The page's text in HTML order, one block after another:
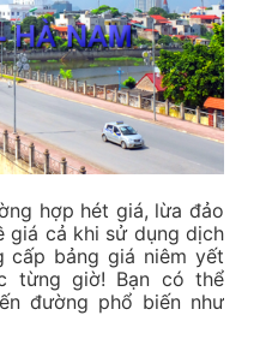
hợp hét giá, lừa đảo
giá cả khi sử dụng dịch
cấp bảng giá niêm yết
từng giờ! Bạn có thể
đường phổ biến như